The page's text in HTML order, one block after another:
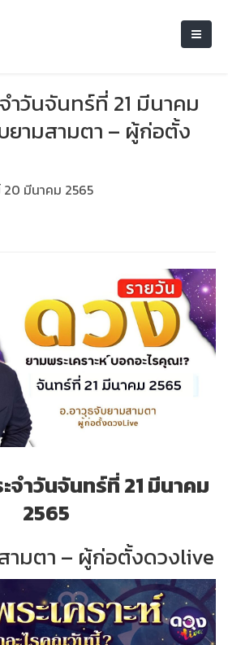
ำวันจันทร์ที่ 21 มีนาคม
ยามสามตา – ผู้ก่อตั้ง
มีนาคม 2565
จำวันจันทร์ที่ 21 มีนาคม
2565
ามตา – ผู้ก่อตั้งดวงlive